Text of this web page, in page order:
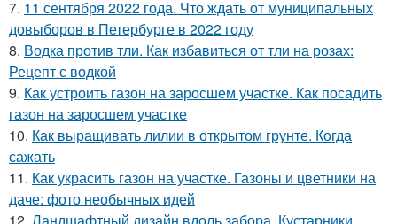
7. 11 сентября 2022 года. Что ждать от муниципальных
довыборов в Петербурге в 2022 году
8. Водка против тли. Как избавиться от тли на розах:
Рецепт с водкой
9. Как устроить газон на заросшем участке. Как посадить
газон на заросшем участке
10. Как выращивать лилии в открытом грунте. Когда
сажать
11. Как украсить газон на участке. Газоны и цветники на
даче: фото необычных идей